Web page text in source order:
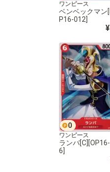
ワンピース
ベンベックマン
P16-012]
0
ワンピース
ランバ
6]